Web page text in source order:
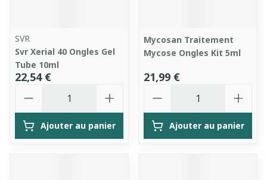
SVR
Svr Xerial 40 Ongles Gel
Tube 10ml
22,54 €
Ajouter au panier
Mycosan Traitement
Mycose Ongles Kit 5ml
21,99 €
Ajouter au panier